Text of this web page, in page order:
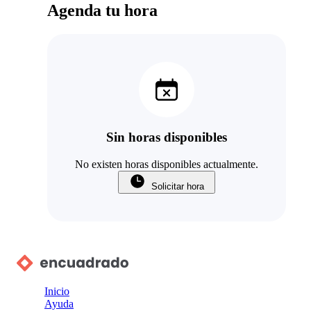
Agenda tu hora
Sin horas disponibles
No existen horas disponibles actualmente.
Solicitar hora
Inicio
Ayuda